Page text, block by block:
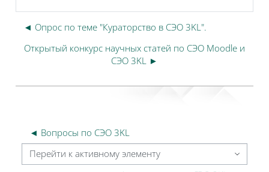
◄ Опрос по теме "Кураторство в СЭО 3KL".
Открытый конкурс научных статей по СЭО Moodle и
СЭО 3KL ►
◄ Вопросы по СЭО 3KL
Перейти к активному элементу